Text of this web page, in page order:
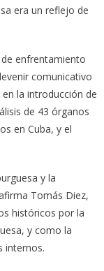
era un reflejo de
enfrentamiento
comunicativo
la introducción de
de 43 órganos
en Cuba, y el
y la
Tomás Diez,
históricos por la
y como la
internos.